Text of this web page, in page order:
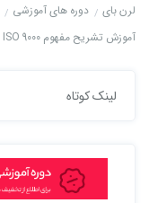
لرن بای دوره های آموزشی
آموزش تشریح مفهوم ISO 9000
لینک کوتاه